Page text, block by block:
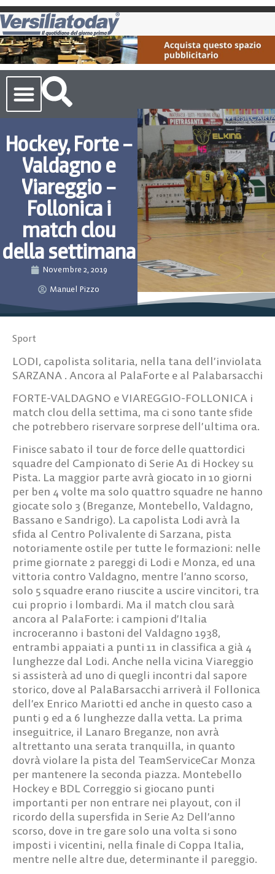
Hockey, Forte –
Valdagno e
Viareggio –
Follonica i
match clou
della settimana
Novembre 2, 2019
Manuel Pizzo
Sport
LODI, capolista solitaria, nella tana dell’inviolata
SARZANA . Ancora al PalaForte e al Palabarsacchi
FORTE-VALDAGNO e VIAREGGIO-FOLLONICA i
match clou della settima, ma ci sono tante sfide
che potrebbero riservare sorprese dell’ultima ora.
Finisce sabato il tour de force delle quattordici
squadre del Campionato di Serie A1 di Hockey su
Pista. La maggior parte avrà giocato in 10 giorni
per ben 4 volte ma solo quattro squadre ne hanno
giocate solo 3 (Breganze, Montebello, Valdagno,
Bassano e Sandrigo). La capolista Lodi avrà la
sfida al Centro Polivalente di Sarzana, pista
notoriamente ostile per tutte le formazioni: nelle
prime giornate 2 pareggi di Lodi e Monza, ed una
vittoria contro Valdagno, mentre l’anno scorso,
solo 5 squadre erano riuscite a uscire vincitori, tra
cui proprio i lombardi. Ma il match clou sarà
ancora al PalaForte: i campioni d’Italia
incroceranno i bastoni del Valdagno 1938,
entrambi appaiati a punti 11 in classifica a già 4
lunghezze dal Lodi. Anche nella vicina Viareggio
si assisterà ad uno di quegli incontri dal sapore
storico, dove al PalaBarsacchi arriverà il Follonica
dell’ex Enrico Mariotti ed anche in questo caso a
punti 9 ed a 6 lunghezze dalla vetta. La prima
inseguitrice, il Lanaro Breganze, non avrà
altrettanto una serata tranquilla, in quanto
dovrà violare la pista del TeamServiceCar Monza
per mantenere la seconda piazza. Montebello
Hockey e BDL Correggio si giocano punti
importanti per non entrare nei playout, con il
ricordo della supersfida in Serie A2 Dell’anno
scorso, dove in tre gare solo una volta si sono
imposti i vicentini, nella finale di Coppa Italia,
mentre nelle altre due, determinante il pareggio.